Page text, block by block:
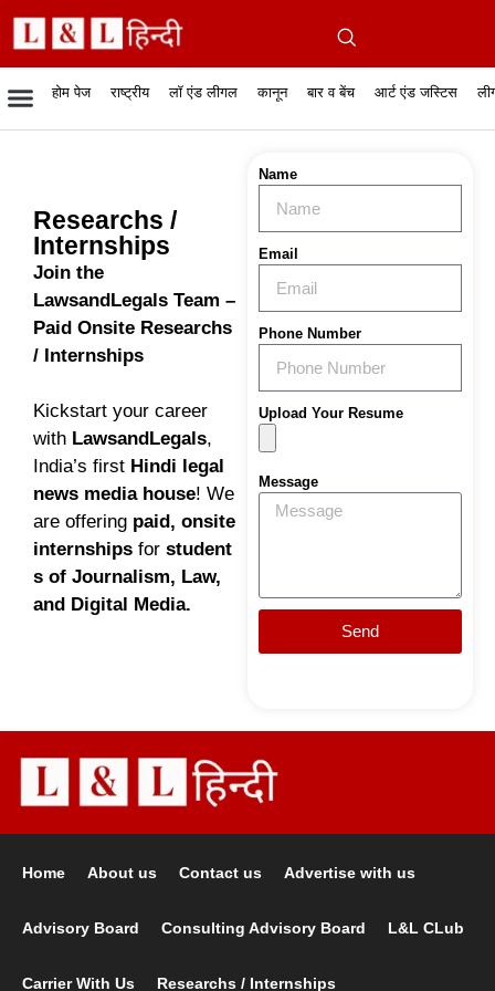
होम पेज राष्ट्रीय लॉ एंड लीगल कानून बार व बेंच आर्ट एंड जस्टिस
Researchs /
Internships
Join the
LawsandLegals Team –
Paid Onsite Researchs
/ Internships
Kickstart your career
with LawsandLegals,
India’s first Hindi legal
news media house! We
are offering paid, onsite
internships for student
s of Journalism, Law,
and Digital Media.
Name
Email
Phone Number
Upload Your Resume
Message
Send
Home About us Contact us Advertise with us
Advisory Board Consulting Advisory Board L&L CLub
Carrier With Us Researchs / Internships